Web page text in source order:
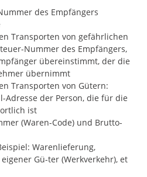
des Empfängers
Transporten von gefährlichen
Nummer des Empfängers,
übereinstimmt, der die
übernimmt
Transporten von Gütern:
Adresse der Person, die für die
ist
(Waren-Code) und Brutto-
Warenlieferung,
Gü-ter (Werkverkehr), et